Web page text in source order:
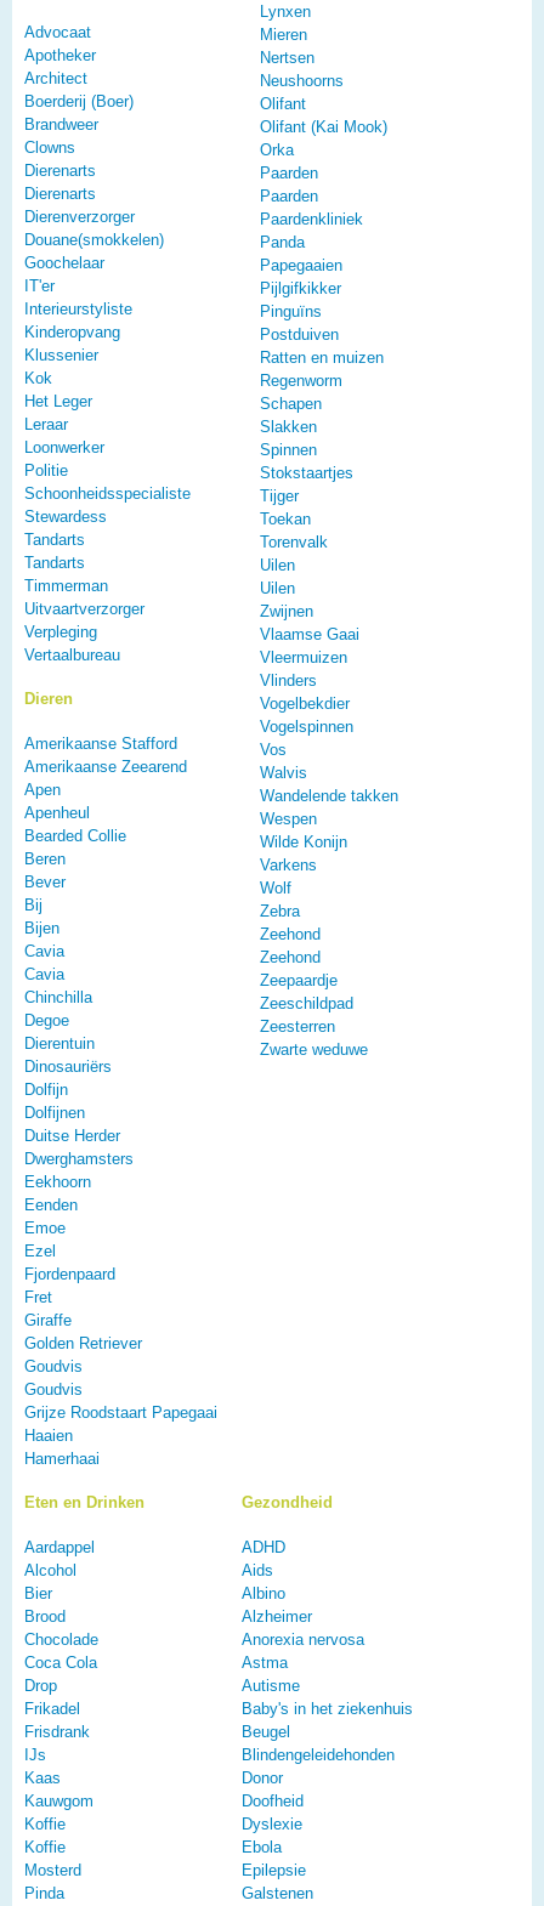
Advocaat
Apotheker
Architect
Boerderij (Boer)
Brandweer
Clowns
Dierenarts
Dierenarts
Dierenverzorger
Douane(smokkelen)
Goochelaar
IT'er
Interieurstyliste
Kinderopvang
Klussenier
Kok
Het Leger
Leraar
Loonwerker
Politie
Schoonheidsspecialiste
Stewardess
Tandarts
Tandarts
Timmerman
Uitvaartverzorger
Verpleging
Vertaalbureau
Dieren
Amerikaanse Stafford
Amerikaanse Zeearend
Apen
Apenheul
Bearded Collie
Beren
Bever
Bij
Bijen
Cavia
Cavia
Chinchilla
Degoe
Dierentuin
Dinosauriërs
Dolfijn
Dolfijnen
Duitse Herder
Dwerghamsters
Eekhoorn
Eenden
Emoe
Ezel
Fjordenpaard
Fret
Giraffe
Golden Retriever
Goudvis
Goudvis
Grijze Roodstaart Papegaai
Haaien
Hamerhaai
Lynxen
Mieren
Nertsen
Neushoorns
Olifant
Olifant (Kai Mook)
Orka
Paarden
Paarden
Paardenkliniek
Panda
Papegaaien
Pijlgifkikker
Pinguïns
Postduiven
Ratten en muizen
Regenworm
Schapen
Slakken
Spinnen
Stokstaartjes
Tijger
Toekan
Torenvalk
Uilen
Uilen
Zwijnen
Vlaamse Gaai
Vleermuizen
Vlinders
Vogelbekdier
Vogelspinnen
Vos
Walvis
Wandelende takken
Wespen
Wilde Konijn
Varkens
Wolf
Zebra
Zeehond
Zeehond
Zeepaardje
Zeeschildpad
Zeesterren
Zwarte weduwe
Eten en Drinken
Aardappel
Alcohol
Bier
Brood
Chocolade
Coca Cola
Drop
Frikadel
Frisdrank
IJs
Kaas
Kauwgom
Koffie
Koffie
Mosterd
Pinda
Gezondheid
ADHD
Aids
Albino
Alzheimer
Anorexia nervosa
Astma
Autisme
Baby's in het ziekenhuis
Beugel
Blindengeleidehonden
Donor
Doofheid
Dyslexie
Ebola
Epilepsie
Galstenen